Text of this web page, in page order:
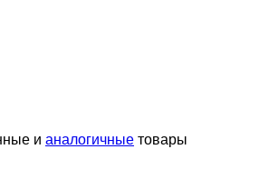
и аналогичные товары